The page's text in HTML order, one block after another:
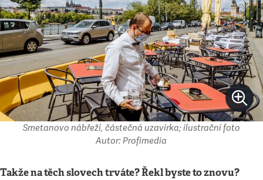
Smetanovo nábřeží, částečná uzavírka; ilustrační foto
Autor: Profimedia
Takže na těch slovech trváte? Řekl byste to znovu?